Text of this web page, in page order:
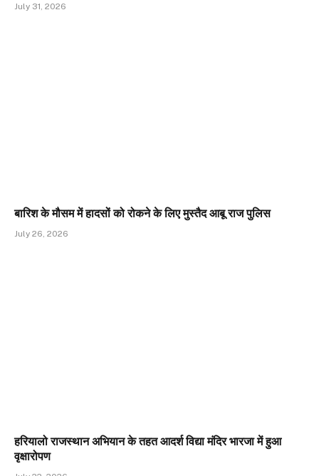
July 31, 2026
बारिश के मौसम में हादसों को रोकने के लिए मुस्तैद आबू राज पुलिस
July 26, 2026
हरियालो राजस्थान अभियान के तहत आदर्श विद्या मंदिर भारजा में हुआ
वृक्षारोपण